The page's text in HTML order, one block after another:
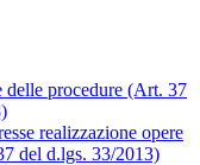
delle procedure (Art. 37
realizzazione opere
del d.lgs. 33/2013)